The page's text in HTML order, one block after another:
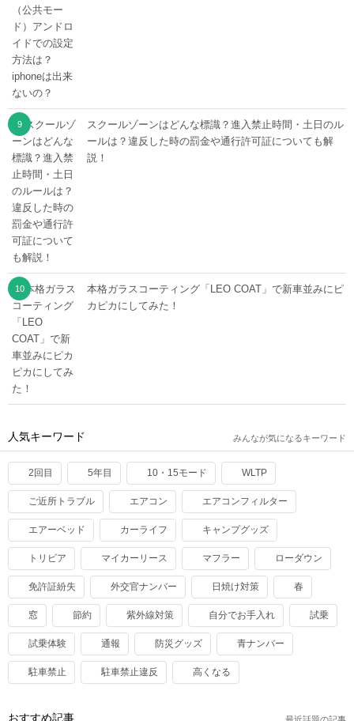
スクールゾーンはどんな標識？進入禁止時間・土日のル
ールは？違反した時の罰金や通行許可証についても解
説！
本格ガラスコーティング「LEO COAT」で新車並みにピ
カピカにしてみた！
人気キーワード みんなが気になるキーワード
2回目 5年目 10・15モード WLTP
ご近所トラブル エアコン エアコンフィルター
エアーベッド カーライフ キャンプグッズ
トリビア マイカーリース マフラー ローダウン
免許証紛失 外交官ナンバー 日焼け対策 春
窓 節約 紫外線対策 自分でお手入れ 試乗
試乗体験 通報 防災グッズ 青ナンバー
駐車禁止 駐車禁止違反 高くなる
おすすめ記事